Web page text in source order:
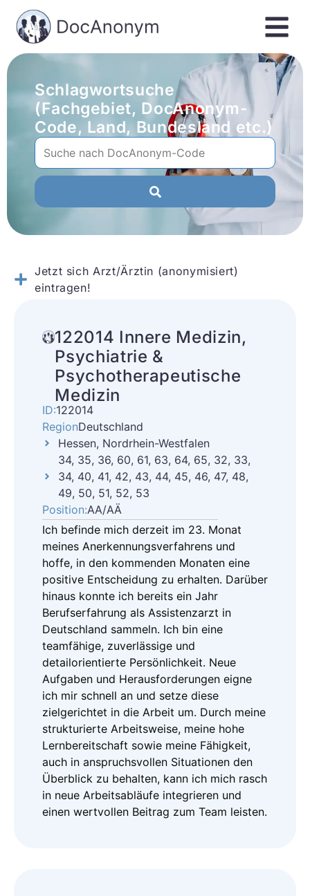
Schlagwortsuche
(Fachgebiet, DocAnonym-
Code, Land, Bundesland etc.)
Jetzt sich Arzt/Ärztin (anonymisiert)
eintragen!
122014 Innere Medizin,
Psychiatrie &
Psychotherapeutische
Medizin
ID:122014
RegionDeutschland
Hessen, Nordrhein-Westfalen
34, 35, 36, 60, 61, 63, 64, 65, 32, 33,
34, 40, 41, 42, 43, 44, 45, 46, 47, 48,
49, 50, 51, 52, 53
Position:AA/AÄ
Ich befinde mich derzeit im 23. Monat
meines Anerkennungsverfahrens und
hoffe, in den kommenden Monaten eine
positive Entscheidung zu erhalten. Darüber
hinaus konnte ich bereits ein Jahr
Berufserfahrung als Assistenzarzt in
Deutschland sammeln. Ich bin eine
teamfähige, zuverlässige und
detailorientierte Persönlichkeit. Neue
Aufgaben und Herausforderungen eigne
ich mir schnell an und setze diese
zielgerichtet in die Arbeit um. Durch meine
strukturierte Arbeitsweise, meine hohe
Lernbereitschaft sowie meine Fähigkeit,
auch in anspruchsvollen Situationen den
Überblick zu behalten, kann ich mich rasch
in neue Arbeitsabläufe integrieren und
einen wertvollen Beitrag zum Team leisten.